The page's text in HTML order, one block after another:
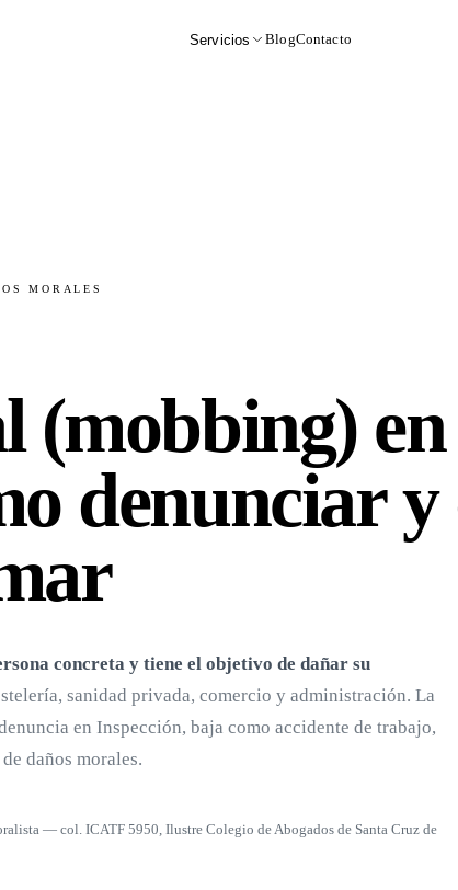
Servicios BlogContacto
MORALES
(mobbing) en
denunciar y
concreta y tiene el objetivo de dañar su
sanidad privada, comercio y administración. La
en Inspección, baja como accidente de trabajo,
daños morales.
— col. ICATF 5950, Ilustre Colegio de Abogados de Santa Cruz de